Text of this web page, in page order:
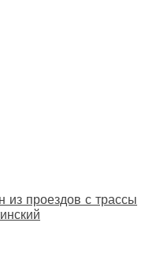
из проездов с трассы